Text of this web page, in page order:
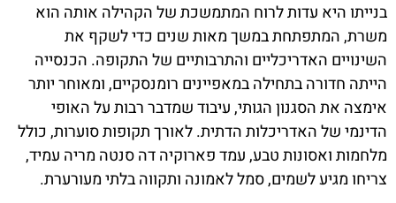
בנייתו היא עדות לרוח המתמשכת של הקהילה אותה הוא
משרת, המתפתחת במשך מאות שנים כדי לשקף את
השינויים האדריכליים והתרבותיים של התקופה. הכנסייה
הייתה חדורה בתחילה במאפיינים רומנסקיים, ומאוחר יותר
אימצה את הסגנון הגותי, עיבוד שמדבר רבות על האופי
הדינמי של האדריכלות הדתית. לאורך תקופות סוערות, כולל
מלחמות ואסונות טבע, עמד פארוקיה דה סנטה מריה עמיד,
צריחו מגיע לשמים, סמל לאמונה ותקווה בלתי מעורערת.